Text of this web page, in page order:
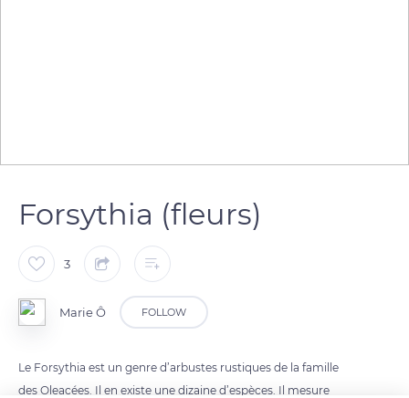
Forsythia (fleurs)
3
Marie Ô FOLLOW
Le Forsythia est un genre d’arbustes rustiques de la famille
des Oleacées. Il en existe une dizaine d’espèces. Il mesure